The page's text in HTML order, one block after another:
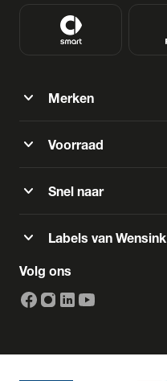
expand_more Merken
expand_more Voorraad
expand_more Snel naar
expand_more Labels van Wensink
Volg ons